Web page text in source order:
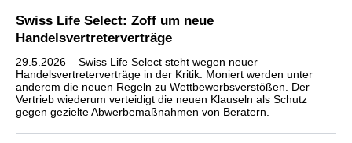
Swiss Life Select: Zoff um neue
Handelsvertreterverträge
29.5.2026 – Swiss Life Select steht wegen neuer
Handelsvertreterverträge in der Kritik. Moniert werden unter
anderem die neuen Regeln zu Wettbewerbsverstößen. Der
Vertrieb wiederum verteidigt die neuen Klauseln als Schutz
gegen gezielte Abwerbemaßnahmen von Beratern.